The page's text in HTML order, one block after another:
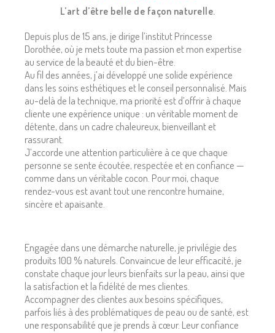
L’art d’être belle de façon naturelle.
Depuis plus de 15 ans, je dirige l’institut Princesse
Dorothée, où je mets toute ma passion et mon expertise
au service de la beauté et du bien-être.
Au fil des années, j’ai développé une solide expérience
dans les soins esthétiques et le conseil personnalisé. Mais
au-delà de la technique, ma priorité est d’offrir à chaque
cliente une expérience unique : un véritable moment de
détente, dans un cadre chaleureux, bienveillant et
rassurant.
J’accorde une attention particulière à ce que chaque
personne se sente écoutée, respectée et en confiance —
comme dans un véritable cocon. Pour moi, chaque
rendez-vous est avant tout une rencontre humaine,
sincère et apaisante.
Engagée dans une démarche naturelle, je privilégie des
produits 100 % naturels. Convaincue de leur efficacité, je
constate chaque jour leurs bienfaits sur la peau, ainsi que
la satisfaction et la fidélité de mes clientes.
Accompagner des clientes aux besoins spécifiques,
parfois liés à des problématiques de peau ou de santé, est
une responsabilité que je prends à cœur. Leur confiance